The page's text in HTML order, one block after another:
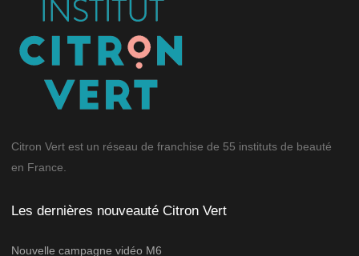
Citron Vert est un réseau de franchise de 55 instituts de beauté
en France.
Les dernières nouveauté Citron Vert
Nouvelle campagne vidéo M6